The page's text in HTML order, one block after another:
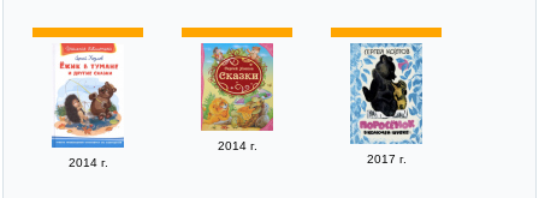
2014 г.
2014 г.
2017 г.